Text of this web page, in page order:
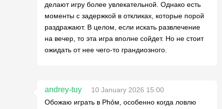
делают игру более увлекательной. Однако есть
моменты с задержкой в откликах, которые порой
раздражают. В целом, если искать развлечение
на вечер, то эта игра вполне сойдет. Но не стоит
ожидать от нее чего-то грандиозного.
andrey-tuy
10 January 2026 15:00
Обожаю играть в Phỏм, особенно когда ловлю